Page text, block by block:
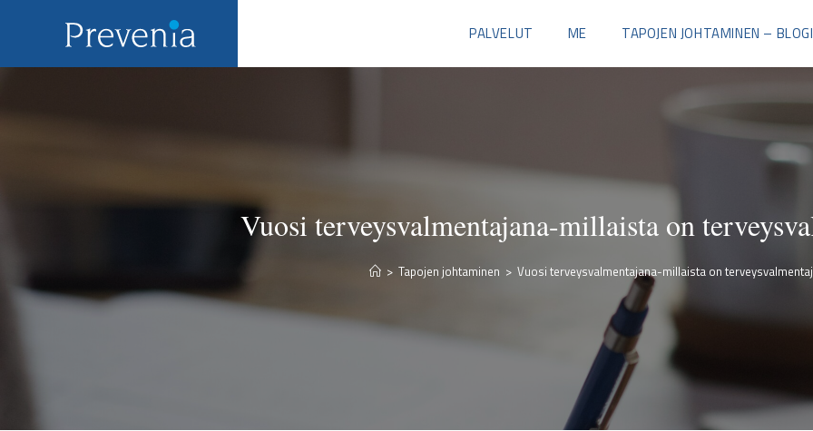
PALVELUT ME TAPOJEN JOHTAMINEN – BLOGI
Vuosi terveysvalmentajana-millaista on
> Tapojen johtaminen > Vuosi terveysvalmentajana-millaista on